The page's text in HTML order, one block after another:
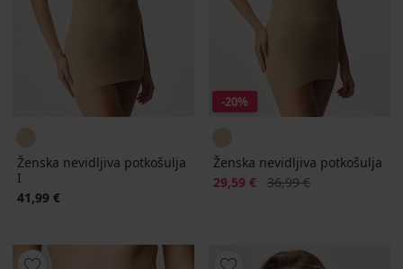
Ženska nevidljiva potkošulja
I
41,99 €
-20%
Ženska nevidljiva potkošulja
Popust
29,59 € Prvobitna cijena
36,99 €